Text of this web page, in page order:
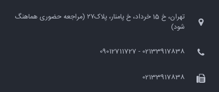
تهران، خ 15 خرداد، خ پامنار، پلاک۲۷ (مراجعه حضوری هماهنگ
شود)
02133917838 - 09012711727
02133917838